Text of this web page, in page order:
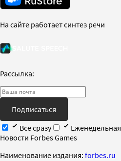
На сайте работает синтез речи
Рассылка:
Подписаться
Все сразу
Еженедельная
Новости Forbes Games
Наименование издания: forbes.ru